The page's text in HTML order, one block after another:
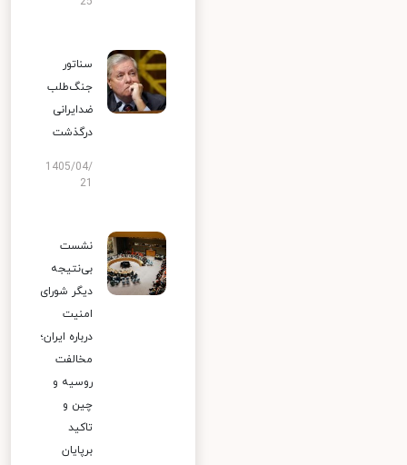
سناتور
جنگ‌طلب
ضدایرانی
درگذشت
1405/04/
نشست
بی‌نتیجه
دیگر شورای
امنیت
درباره ایران؛
مخالفت
روسیه و
چین و
تاکید
برپایان